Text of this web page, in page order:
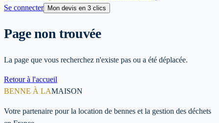
Se connecter
Mon devis en 3 clics
Page non trouvée
La page que vous recherchez n'existe pas ou a été déplacée.
Retour à l'accueil
BENNE À LAMAISON
Votre partenaire pour la location de bennes et la gestion des déchets